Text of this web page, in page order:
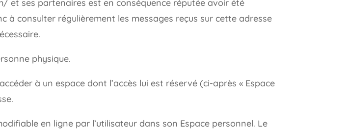
et ses partenaires est en conséquence réputée avoir été
à consulter régulièrement les messages reçus sur cette adresse
physique.
à un espace dont l’accès lui est réservé (ci-après « Espace
en ligne par l’utilisateur dans son Espace personnel. Le